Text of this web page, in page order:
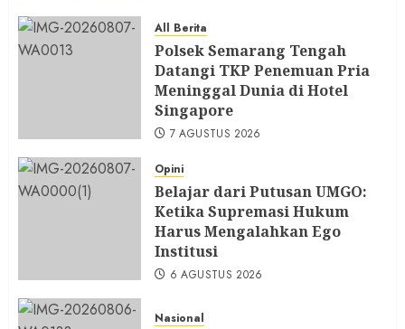
7 AGUSTUS 2026
All Berita
Polsek Semarang Tengah
Datangi TKP Penemuan Pria
Meninggal Dunia di Hotel
Singapore
7 AGUSTUS 2026
Opini
Belajar dari Putusan UMGO:
Ketika Supremasi Hukum
Harus Mengalahkan Ego
Institusi
6 AGUSTUS 2026
Nasional